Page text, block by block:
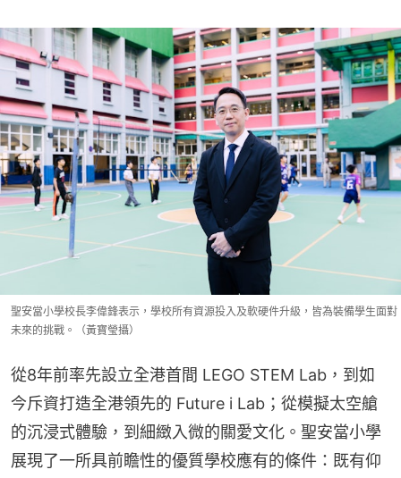
聖安當小學校長李偉鋒表示，學校所有資源投入及軟硬件升級，皆為裝備學生面對
未來的挑戰。（黃寶瑩攝）
從8年前率先設立全港首間 LEGO STEM Lab，到如
今斥資打造全港領先的 Future i Lab；從模擬太空艙
的沉浸式體驗，到細緻入微的關愛文化。聖安當小學
展現了一所具前瞻性的優質學校應有的條件：既有仰